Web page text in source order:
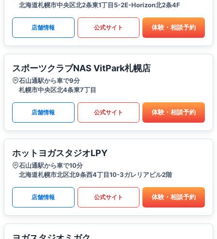
北海道札幌市中央区北2条東1丁目5-2E-Horizon北2条4F
店舗情報 公式サイト 体験・相談予約
スポーツクラブNAS VitPark札幌店
石山通駅から車で9分
札幌市中央区北4条東7丁目
店舗情報 公式サイト 体験・相談予約
ホットヨガスタジオLPY
石山通駅から車で10分
北海道札幌市北区北9条西4丁目10-3ガレリアビル2階
店舗情報 公式サイト 体験・相談予約